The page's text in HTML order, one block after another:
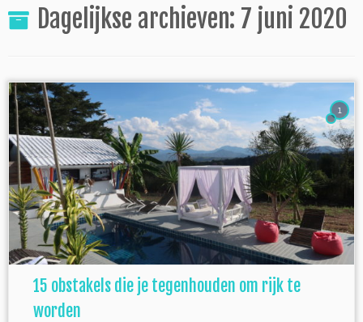
Dagelijkse archieven: 7 juni 2020
1
15 obstakels die je tegenhouden om rijk te
worden